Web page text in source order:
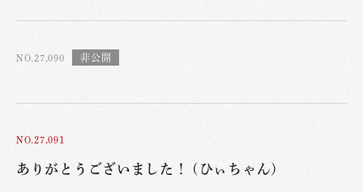
NO.27,090
NO.27,091
ありがとうございました！ (ひぃちゃん)